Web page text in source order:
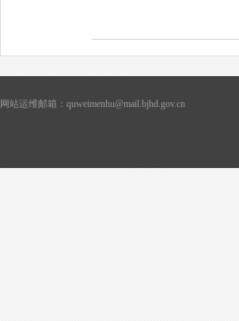
网站运维邮箱：quweimenhu@mail.bjhd.gov.cn